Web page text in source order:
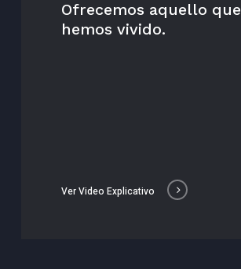
Ofrecemos aquello que
hemos vivido.
Ver Video Explicativo